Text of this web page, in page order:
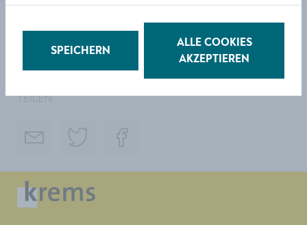
Info:https://www.lgnoe.at/bis 1.5.2022
Foto: @ LeopoldPluschkowitz @ Stadt Krems
TEILEN
SPEICHERN
ALLE COOKIES
AKZEPTIEREN